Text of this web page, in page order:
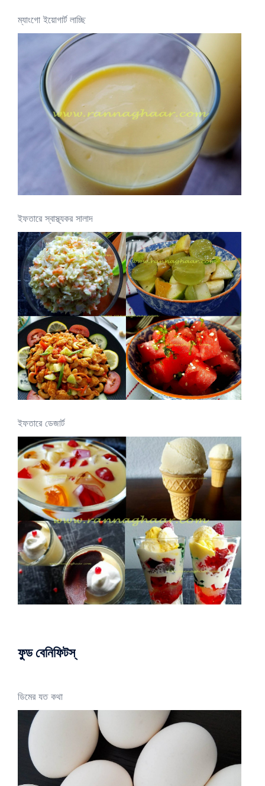
ম্যাংগো ইয়োগার্ট লাচ্ছি
ইফতারে স্বাস্থ্যকর সালাদ
ইফতারে ডেজার্ট
ফুড বেনিফিটস্
ডিমের যত কথা